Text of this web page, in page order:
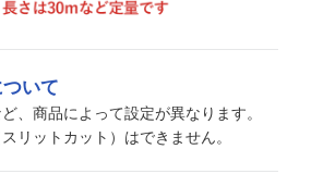
いて
、商品によって設定が異なります。
リットカット）はできません。